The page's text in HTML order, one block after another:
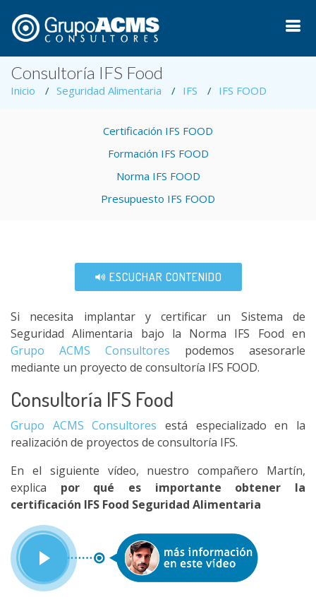
Consultoría IFS Food
Inicio Seguridad Alimentaria IFS IFS FOOD
Certificación IFS FOOD
Formación IFS FOOD
Norma IFS FOOD
Presupuesto IFS FOOD
ESCUCHAR CONTENIDO
Si necesita implantar y certificar un Sistema de
Seguridad Alimentaria bajo la Norma IFS Food en
Grupo ACMS Consultores podemos asesorarle
mediante un proyecto de consultoría IFS FOOD.
Consultoría IFS Food
Grupo ACMS Consultores está especializado en la
realización de proyectos de consultoría IFS.
En el siguiente vídeo, nuestro compañero Martín,
explica por qué es importante obtener la
certificación IFS Food Seguridad Alimentaria